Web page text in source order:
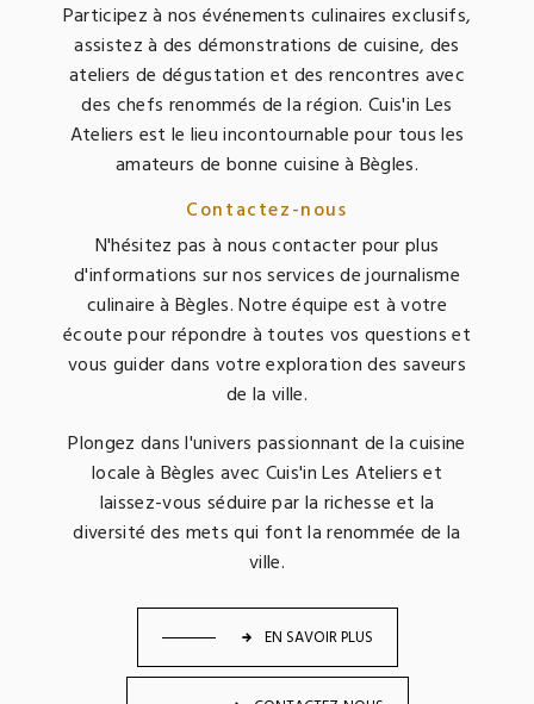
Participez à nos événements culinaires exclusifs,
assistez à des démonstrations de cuisine, des
ateliers de dégustation et des rencontres avec
des chefs renommés de la région. Cuis'in Les
Ateliers est le lieu incontournable pour tous les
amateurs de bonne cuisine à Bègles.
Contactez-nous
N'hésitez pas à nous contacter pour plus
d'informations sur nos services de journalisme
culinaire à Bègles. Notre équipe est à votre
écoute pour répondre à toutes vos questions et
vous guider dans votre exploration des saveurs
de la ville.
Plongez dans l'univers passionnant de la cuisine
locale à Bègles avec Cuis'in Les Ateliers et
laissez-vous séduire par la richesse et la
diversité des mets qui font la renommée de la
ville.
EN SAVOIR PLUS